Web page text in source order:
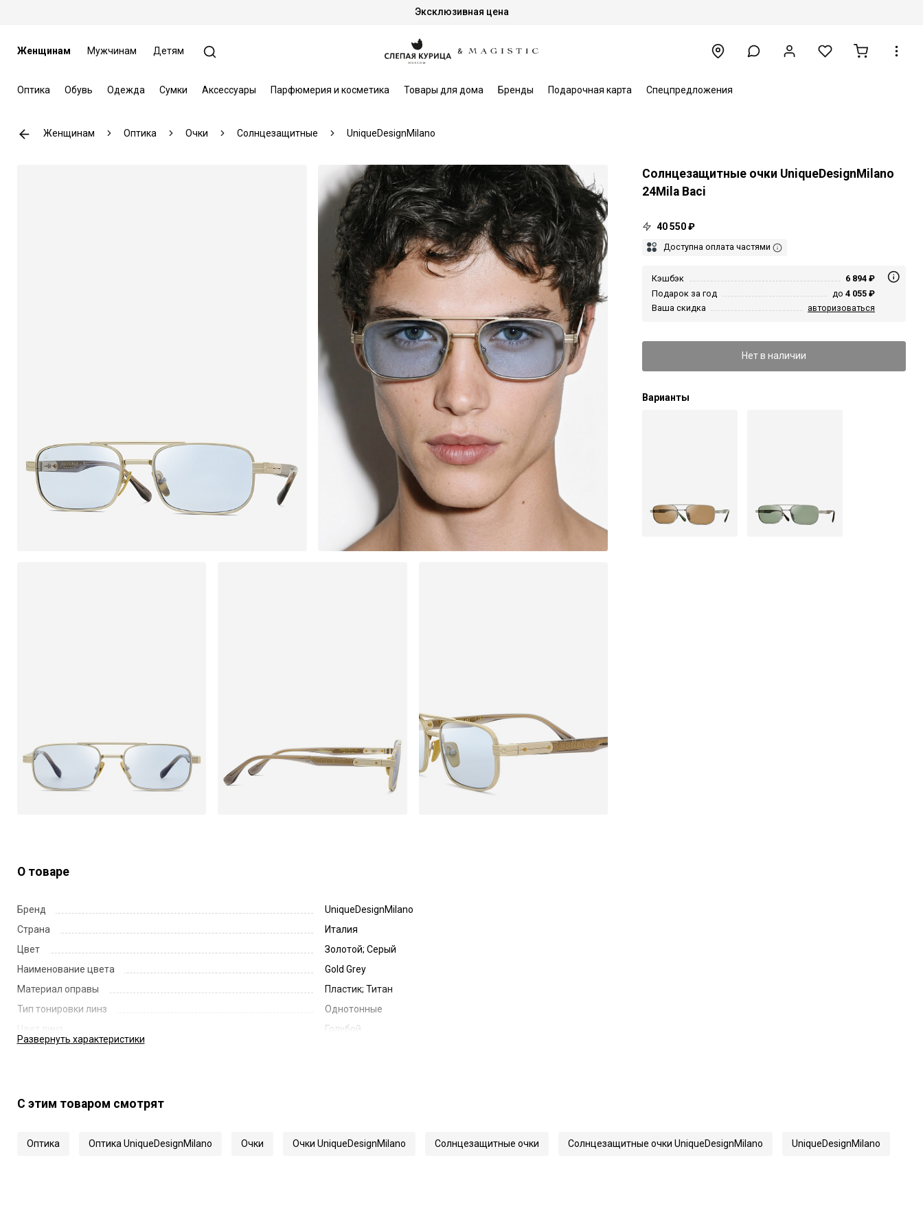
Эксклюзивная цена
Женщинам Мужчинам Детям
Оптика Обувь Одежда Сумки Аксессуары Парфюмерия и косметика Товары для дома Бренды Подарочная карта Спецпредложения
Женщинам Оптика Очки Солнцезащитные UniqueDesignMilano
Солнцезащитные очки UniqueDesignMilano
24Mila Baci
40 550 ₽
Доступна оплата частями
Кэшбэк
6 894 ₽
Подарок за год
до 4 055 ₽
Ваша скидка
авторизоваться
Нет в наличии
Варианты
О товаре
Бренд
UniqueDesignMilano
Страна
Италия
Цвет
Золотой; Серый
Наименование цвета
Gold Grey
Материал оправы
Пластик; Титан
Тип тонировки линз
Однотонные
Цвет линз
Голубой
Длина заушника
Артикул
24Mila Baci
Развернуть характеристики
С этим товаром смотрят
Оптика Оптика UniqueDesignMilano Очки Очки UniqueDesignMilano Солнцезащитные очки Солнцезащитные очки UniqueDesignMilano UniqueDesignMilano